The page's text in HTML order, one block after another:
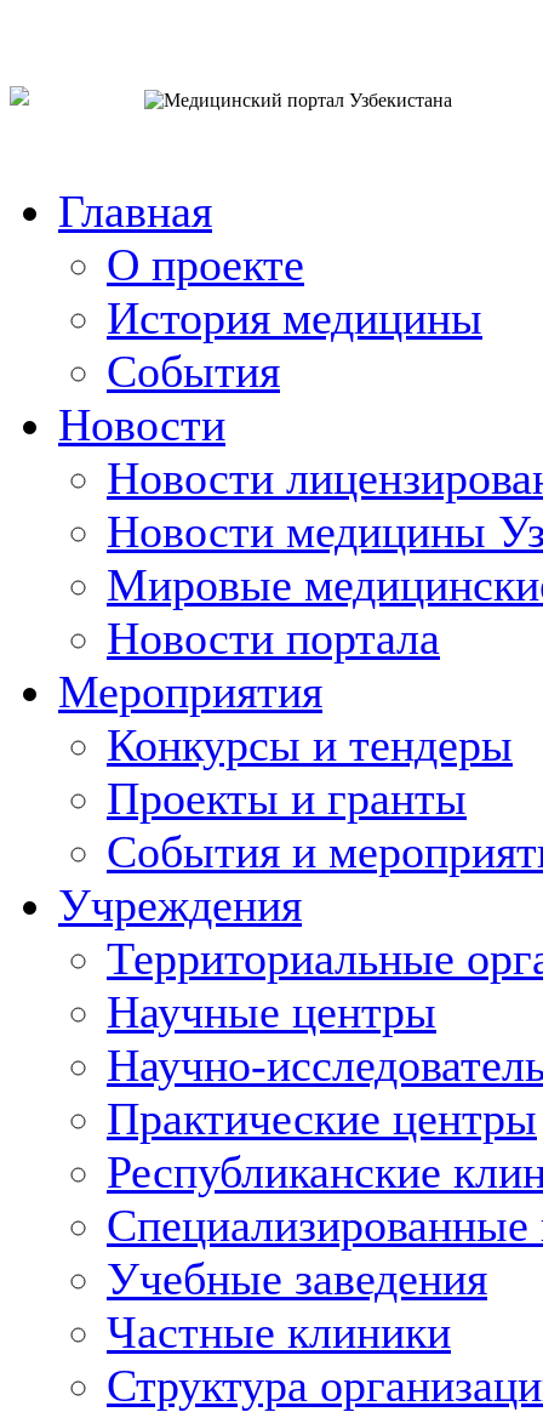
Главная
О проекте
История медицины
События
Новости
Новости
Новости медицины
Мировые
Новости портала
Мероприятия
Конкурсы и тендеры
Проекты и гранты
События и
Учреждения
Территориальные
Научные центры
Научно-
Практические центры
Республиканские
Учебные заведения
Частные клиники
Структура